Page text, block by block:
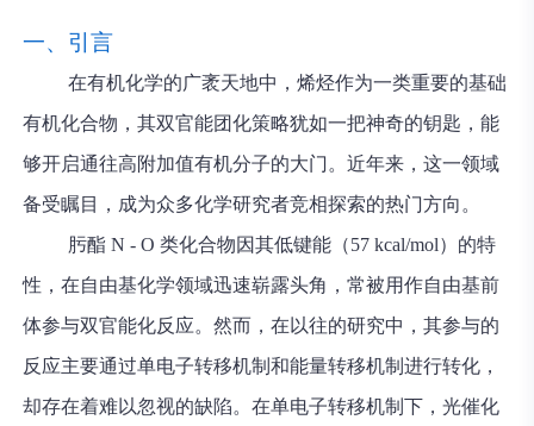
一、引言
在有机化学的广袤天地中，烯烃作为一类重要的基础
有机化合物，其双官能团化策略犹如一把神奇的钥匙，能
够开启通往高附加值有机分子的大门。近年来，这一领域
备受瞩目，成为众多化学研究者竞相探索的热门方向。
肟酯 N - O 类化合物因其低键能（57 kcal/mol）的特
性，在自由基化学领域迅速崭露头角，常被用作自由基前
体参与双官能化反应。然而，在以往的研究中，其参与的
反应主要通过单电子转移机制和能量转移机制进行转化，
却存在着难以忽视的缺陷。在单电子转移机制下，光催化